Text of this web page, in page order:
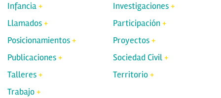
Infancia
Investigaciones
Llamados
Participación
Posicionamientos
Proyectos
Publicaciones
Sociedad Civil
Talleres
Territorio
Trabajo